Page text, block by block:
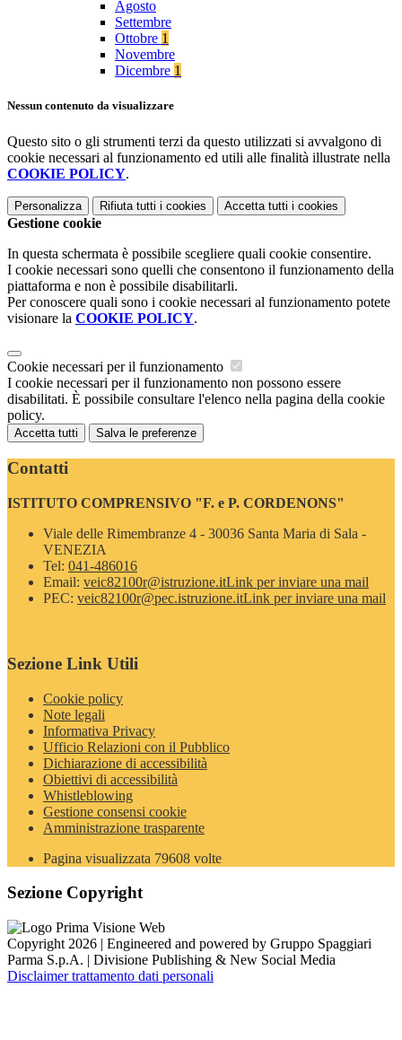
Agosto
Settembre
Ottobre 1
Novembre
Dicembre 1
Nessun contenuto da visualizzare
Questo sito o gli strumenti terzi da questo utilizzati si avvalgono di
cookie necessari al funzionamento ed utili alle finalità illustrate nella
COOKIE POLICY.
Personalizza Rifiuta tutti i cookies Accetta tutti i cookies
Gestione cookie
In questa schermata è possibile scegliere quali cookie consentire.
I cookie necessari sono quelli che consentono il funzionamento della
piattaforma e non è possibile disabilitarli.
Per conoscere quali sono i cookie necessari al funzionamento potete
visionare la COOKIE POLICY.
Cookie necessari per il funzionamento
I cookie necessari per il funzionamento non possono essere
disabilitati. È possibile consultare l'elenco nella pagina della cookie
policy.
Accetta tutti Salva le preferenze
Contatti
ISTITUTO COMPRENSIVO "F. e P. CORDENONS"
Viale delle Rimembranze 4 - 30036 Santa Maria di Sala -
VENEZIA
Tel: 041-486016
Email: veic82100r@istruzione.itLink per inviare una mail
PEC: veic82100r@pec.istruzione.itLink per inviare una mail
Sezione Link Utili
Cookie policy
Note legali
Informativa Privacy
Ufficio Relazioni con il Pubblico
Dichiarazione di accessibilità
Obiettivi di accessibilità
Whistleblowing
Gestione consensi cookie
Amministrazione trasparente
Pagina visualizzata 79608 volte
Sezione Copyright
Copyright 2026 | Engineered and powered by Gruppo Spaggiari
Parma S.p.A. | Divisione Publishing & New Social Media
Disclaimer trattamento dati personali